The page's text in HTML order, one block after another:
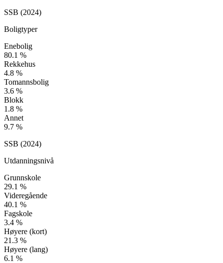
SSB (2024)
Boligtyper
Enebolig
80.1 %
Rekkehus
4.8 %
Tomannsbolig
3.6 %
Blokk
1.8 %
Annet
9.7 %
SSB (2024)
Utdanningsnivå
Grunnskole
29.1 %
Videregående
40.1 %
Fagskole
3.4 %
Høyere (kort)
21.3 %
Høyere (lang)
6.1 %